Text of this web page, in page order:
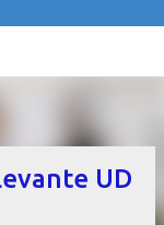
UD